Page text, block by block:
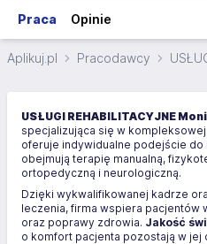
Praca Opinie
Aplikuj.pl Pracodawcy
USŁUGI REHABILITACYJNE
specjalizująca się w
oferuje indywidualne podejście do
obejmują terapię manualną,
ortopedyczną i neurologiczną.
Dzięki wykwalifikowanej kadrze
leczenia, firma wspiera pacjentów
oraz poprawy zdrowia. Jakość
o komfort pacjenta pozostają w jej